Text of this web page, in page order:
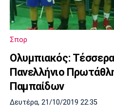
Σπορ
Ολυμπιακός:
Πανελλήνιο
Παμπαίδων
Δευτέρα, 21/10/2019 22:35